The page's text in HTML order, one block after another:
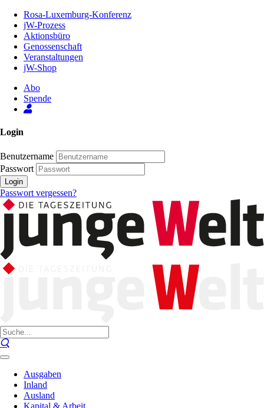
Inhalt
Seite
Rosa-Luxemburg-Konferenz
jW-Prozess
Aktionsbüro
Genossenschaft
Veranstaltungen
jW-Shop
Abo
Spende
Login
Benutzername
Passwort
Login
Passwort vergessen?
Ausgaben
Inland
Ausland
Kapital & Arbeit